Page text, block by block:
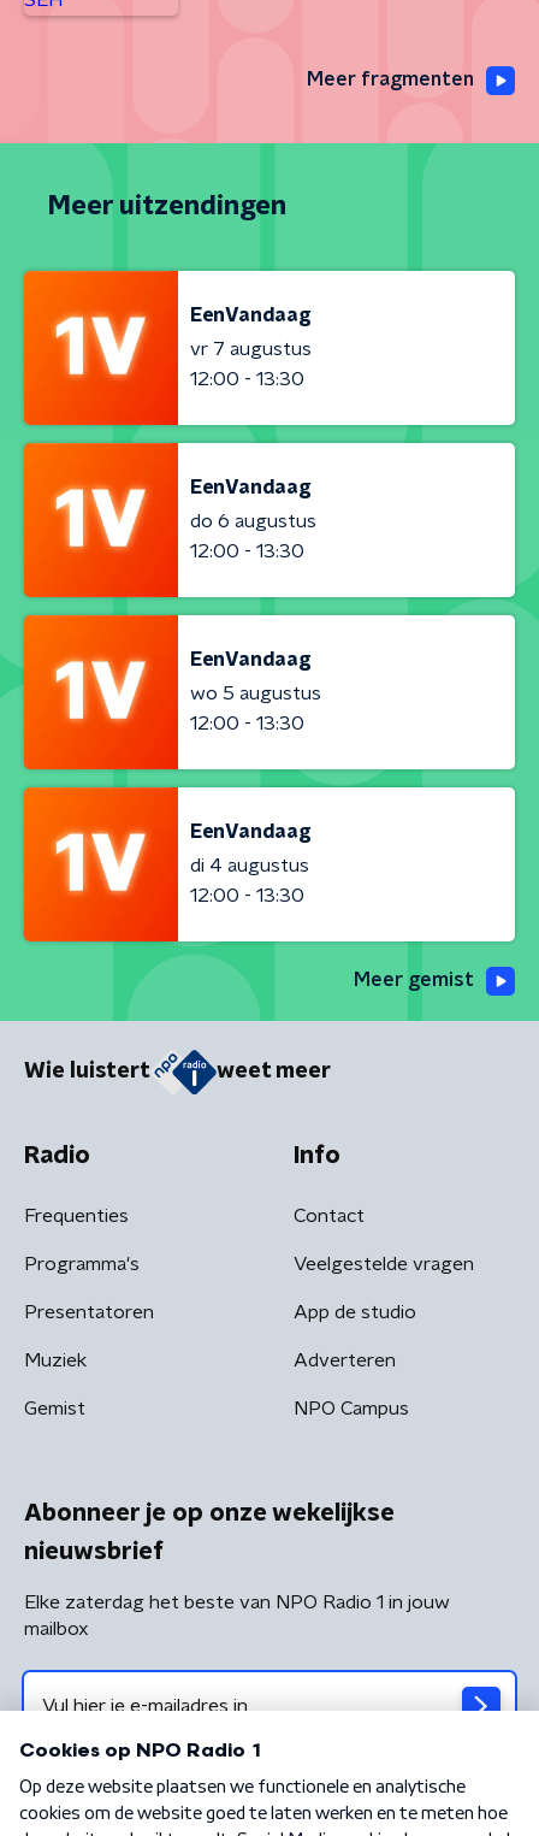
Meer fragmenten
Meer uitzendingen
EenVandaag
vr 7 augustus
12:00 - 13:30
EenVandaag
do 6 augustus
12:00 - 13:30
EenVandaag
wo 5 augustus
12:00 - 13:30
EenVandaag
di 4 augustus
12:00 - 13:30
Meer gemist
Wie luistert weet meer
Radio
Frequenties
Programma's
Presentatoren
Muziek
Gemist
Info
Contact
Veelgestelde vragen
App de studio
Adverteren
NPO Campus
Abonneer je op onze wekelijkse
nieuwsbrief
Elke zaterdag het beste van NPO Radio 1 in jouw
mailbox